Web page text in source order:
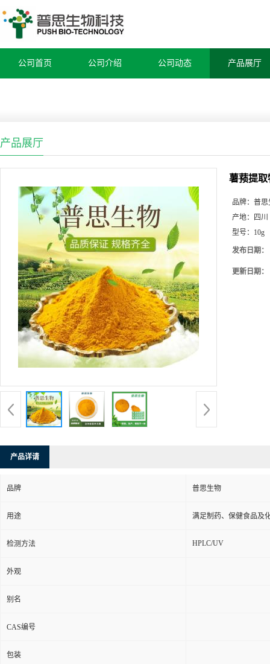
公司首页 公司介绍 公司动态 产品展厅
产品展厅
薯蓣提取
品牌： 普思
产地：
四川
型号： 10g
发布日期：
更新日期：
产品详请
品牌 普思生物
用途 满足制药、保健食品及
检测方法 HPLC/UV
外观
别名
CAS编号
包装